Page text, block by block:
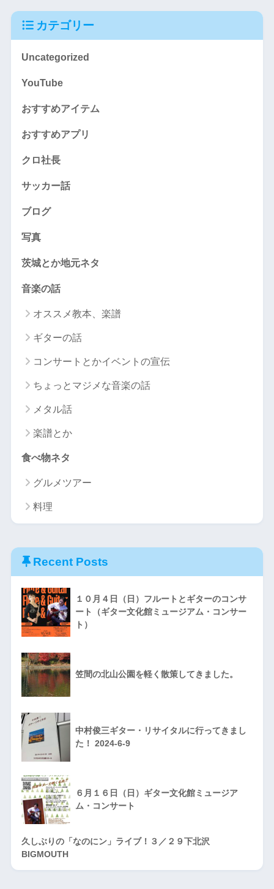
カテゴリー
Uncategorized
YouTube
おすすめアイテム
おすすめアプリ
クロ社長
サッカー話
ブログ
写真
茨城とか地元ネタ
音楽の話
オススメ教本、楽譜
ギターの話
コンサートとかイベントの宣伝
ちょっとマジメな音楽の話
メタル話
楽譜とか
食べ物ネタ
グルメツアー
料理
Recent Posts
１０月４日（日）フルートとギターのコンサ
ート（ギター文化館ミュージアム・コンサー
ト）
笠間の北山公園を軽く散策してきました。
中村俊三ギター・リサイタルに行ってきまし
た！ 2024-6-9
６月１６日（日）ギター文化館ミュージア
ム・コンサート
久しぶりの「なのにン」ライブ！３／２９下北沢
BIGMOUTH